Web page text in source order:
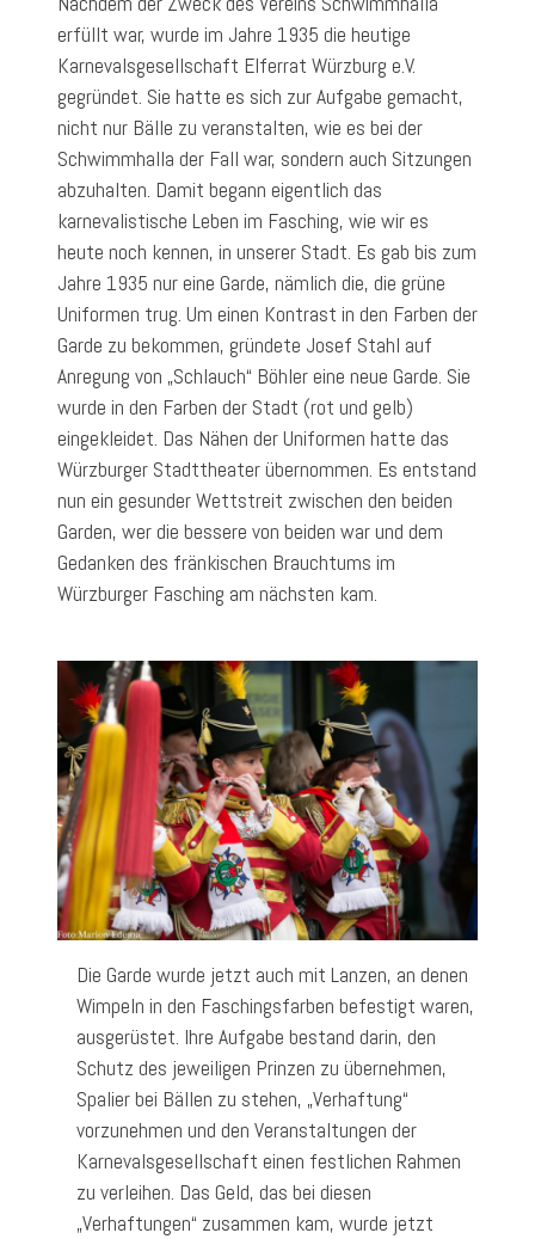
erfüllt war, wurde im Jahre 1935 die heutige
Karnevalsgesellschaft Elferrat Würzburg e.V.
gegründet. Sie hatte es sich zur Aufgabe gemacht,
nicht nur Bälle zu veranstalten, wie es bei der
Schwimmhalla der Fall war, sondern auch Sitzungen
abzuhalten. Damit begann eigentlich das
karnevalistische Leben im Fasching, wie wir es
heute noch kennen, in unserer Stadt. Es gab bis zum
Jahre 1935 nur eine Garde, nämlich die, die grüne
Uniformen trug. Um einen Kontrast in den Farben der
Garde zu bekommen, gründete Josef Stahl auf
Anregung von „Schlauch“ Böhler eine neue Garde. Sie
wurde in den Farben der Stadt (rot und gelb)
eingekleidet. Das Nähen der Uniformen hatte das
Würzburger Stadttheater übernommen. Es entstand
nun ein gesunder Wettstreit zwischen den beiden
Garden, wer die bessere von beiden war und dem
Gedanken des fränkischen Brauchtums im
Würzburger Fasching am nächsten kam.
Die Garde wurde jetzt auch mit Lanzen, an denen
Wimpeln in den Faschingsfarben befestigt waren,
ausgerüstet. Ihre Aufgabe bestand darin, den
Schutz des jeweiligen Prinzen zu übernehmen,
Spalier bei Bällen zu stehen, „Verhaftung“
vorzunehmen und den Veranstaltungen der
Karnevalsgesellschaft einen festlichen Rahmen
zu verleihen. Das Geld, das bei diesen
„Verhaftungen“ zusammen kam, wurde jetzt